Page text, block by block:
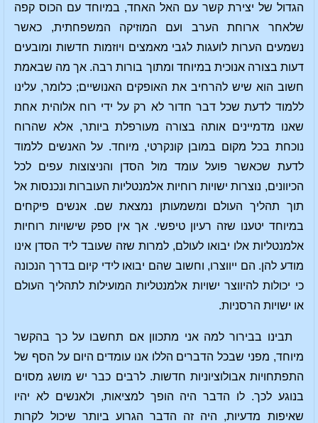
הגדול של יצירת קשר עם האל האחד, במיוחד עם הכוס קפה
שלאחר ארוחת הערב ועם המוזיקה המשפחתית, כאשר
נשמעים הערות לועגות לגבי מאמצים ויוזמות חדשות ומובעים
דעות בצורה אנוכית במיוחד ומתוך בורות רבה. אך מה שבאמת
חשוב הוא שיש להרחיב את האופקים האנושיים; כלומר, עלינו
ללמוד לדעת שכל דבר חדור לא רק על ידי רוח אלוהית אחת
שאנו מדמיינים אותה בצורה מעורפלת ביותר, אלא שהרוח
נוכחת בכל מקום במובן קונקרטי, מיוחד. על האנשים ללמוד
לדעת שכאשר פועל עומד מול הסדן והניצוצות עפים לכל
הכיוונים, נוצרות ישויות רוחיות אלמנטליות העוברות ונכנסות אל
תוך תהליך העולם ומשמעותן נמצאת שם. אנשים פיקחים
במיוחד יטענו שזה רעיון טיפשי. אך אין ספק שישויות רוחיות
אלמנטליות אלו יבואו לעולם, למרות שזה שעובד ליד הסדן אינו
מודע להן. הם ייווצרו, וחשוב שהם יבואו לידי קיום בדרך הנכונה
כי יכולות להיווצר ישויות אלמנטליות המועילות לתהליך העולם
או ישויות הרסניות.
תבינו בבירור למה אני מתכוון אם תחשבו על כך בהקשר
מיוחד, מפני שבכל הדברים הללו אנו עומדים היום על הסף של
התפתחויות אבולוציוניות חדשות. לרבים כבר יש מושג מסוים
בנוגע לכך. לו הדבר היה הופך למציאות, ולאנשים לא יהיו
שאיפות מדעיות, היה זה הדבר הגרוע ביותר שיכול לקרות